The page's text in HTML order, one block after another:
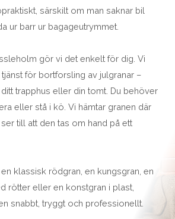
särskilt om man saknar bil
ur barr ur bagageutrymmet.
gör vi det enkelt för dig. Vi
för bortforsling av julgranar –
trapphus eller din tomt. Du behöver
eller stå i kö. Vi hämtar granen där
till att den tas om hand på ett
klassisk rödgran, en kungsgran, en
rötter eller en konstgran i plast,
snabbt, tryggt och professionellt.